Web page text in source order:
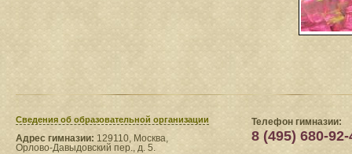
Сведения​ об образовательной организации
Адрес гимназии: 129110, Москва,
Орлово-Давыдовский пер., д. 5.
Телефон гимназии:
8 (495) 680-92-